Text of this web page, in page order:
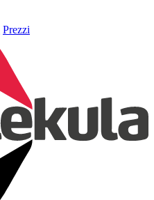
Prezzi